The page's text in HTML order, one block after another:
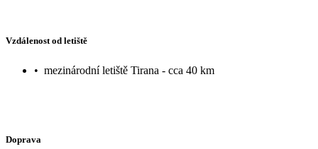
Vzdálenost od letiště
• mezinárodní letiště Tirana - cca 40 km
Doprava